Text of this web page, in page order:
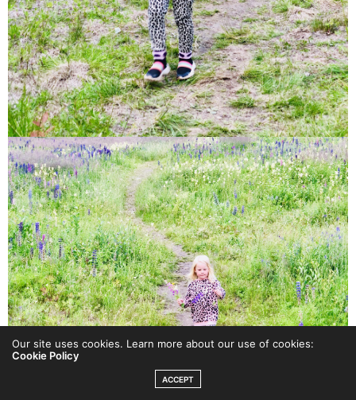
Our site uses cookies. Learn more about our use of cookies:
Cookie Policy
ACCEPT